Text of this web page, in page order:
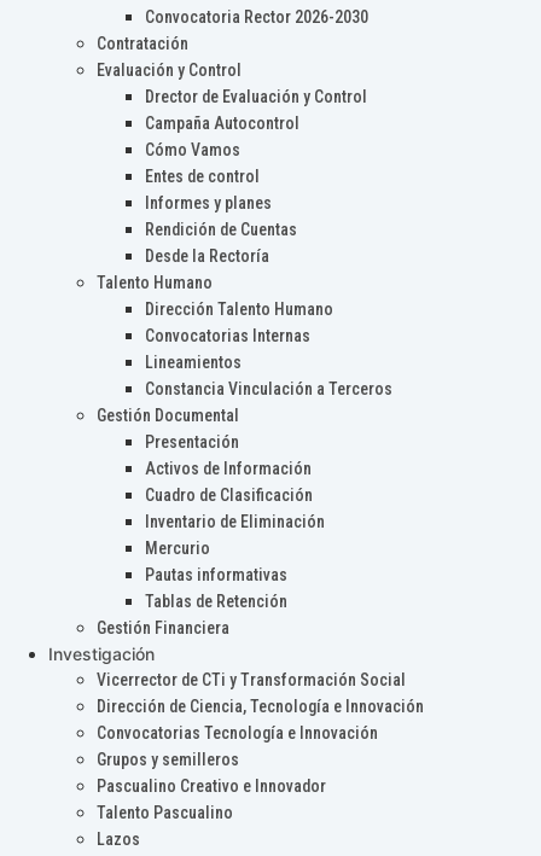
Convocatoria Rector 2026-2030
Contratación
Evaluación y Control
Drector de Evaluación y Control
Campaña Autocontrol
Cómo Vamos
Entes de control
Informes y planes
Rendición de Cuentas
Desde la Rectoría
Talento Humano
Dirección Talento Humano
Convocatorias Internas
Lineamientos
Constancia Vinculación a Terceros
Gestión Documental
Presentación
Activos de Información
Cuadro de Clasificación
Inventario de Eliminación
Mercurio
Pautas informativas
Tablas de Retención
Gestión Financiera
Investigación
Vicerrector de CTi y Transformación Social
Dirección de Ciencia, Tecnología e Innovación
Convocatorias Tecnología e Innovación
Grupos y semilleros
Pascualino Creativo e Innovador
Talento Pascualino
Lazos